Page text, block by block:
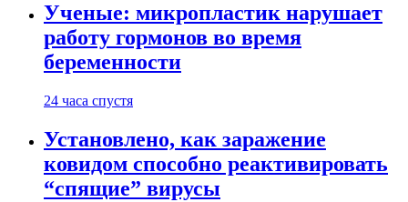
Ученые: микропластик нарушает
работу гормонов во время
беременности
24 часа спустя
Установлено, как заражение
ковидом способно реактивировать
“спящие” вирусы